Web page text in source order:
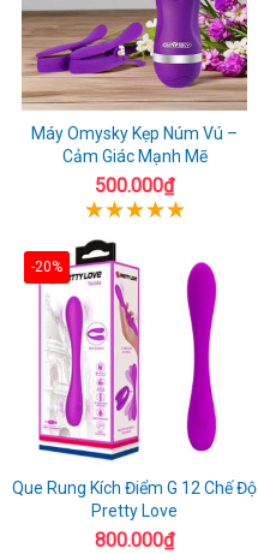
Máy Omysky Kẹp Núm Vú –
Cảm Giác Mạnh Mẽ
500.000₫
-20%
Que Rung Kích Điểm G 12 Chế Độ
Pretty Love
800.000₫